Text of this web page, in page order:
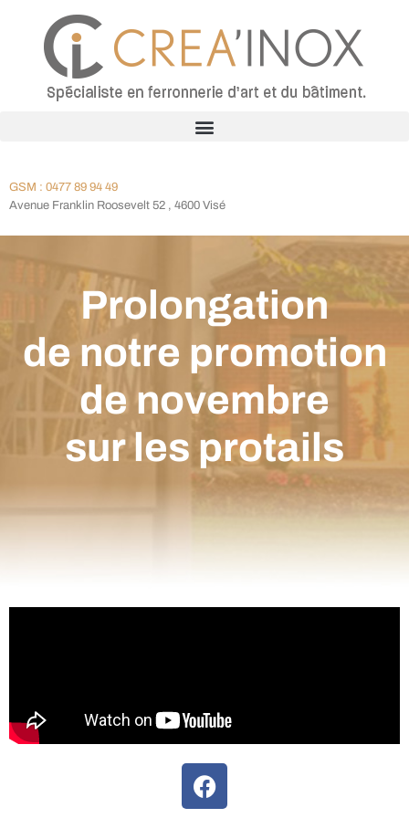
GSM : 0477 89 94 49
Avenue Franklin Roosevelt 52 , 4600 Visé
Prolongation
de notre promotion
de novembre
sur les protails